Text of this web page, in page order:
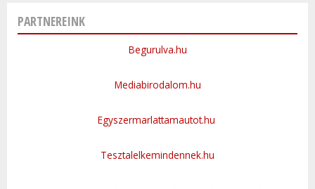
PARTNEREINK
Begurulva.hu
Mediabirodalom.hu
Egyszermarlattamautot.hu
Tesztalelkemindennek.hu